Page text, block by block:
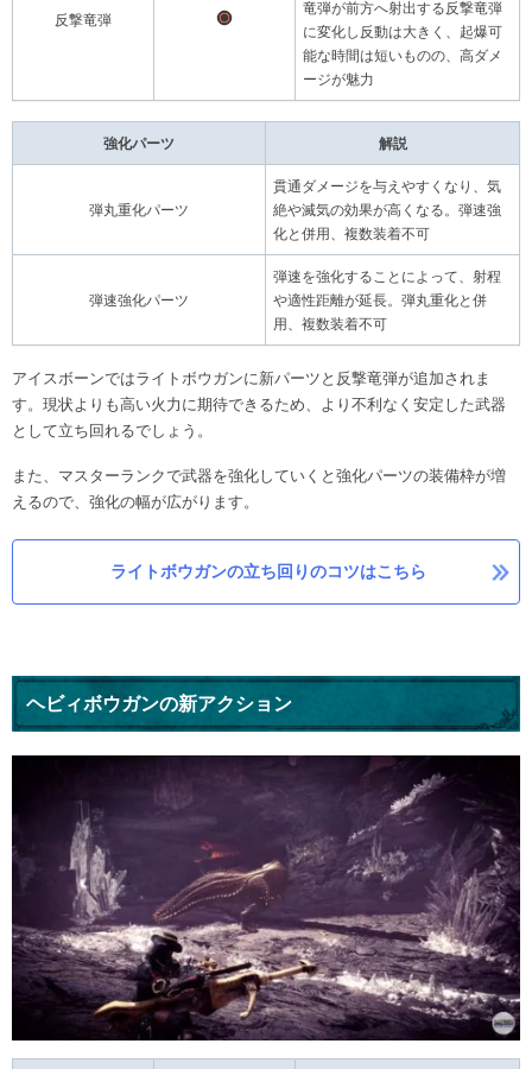
反撃竜弾
竜弾が前方へ射出する反撃竜弾
に変化し反動は大きく、起爆可
能な時間は短いものの、高ダメ
ージが魅力
強化パーツ 解説
弾丸重化パーツ
貫通ダメージを与えやすくなり、気
絶や滅気の効果が高くなる。弾速強
化と併用、複数装着不可
弾速強化パーツ
弾速を強化することによって、射程
や適性距離が延長。弾丸重化と併
用、複数装着不可
アイスボーンではライトボウガンに新パーツと反撃竜弾が追加されま
す。現状よりも高い火力に期待できるため、より不利なく安定した武器
として立ち回れるでしょう。
また、マスターランクで武器を強化していくと強化パーツの装備枠が増
えるので、強化の幅が広がります。
ライトボウガンの立ち回りのコツはこちら
ヘビィボウガンの新アクション